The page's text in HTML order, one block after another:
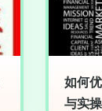
如何
与实